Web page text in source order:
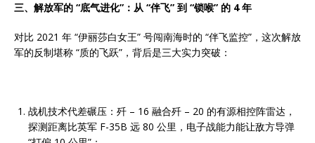
三、解放军的 “底气进化”：从 “伴飞” 到 “锁喉” 的 4 年
对比 2021 年 “伊丽莎白女王” 号闯南海时的 “伴飞监控”，这次解放
军的反制堪称 “质的飞跃”，背后是三大实力突破：
战机技术代差碾压：歼 – 16 融合歼 – 20 的有源相控阵雷达，
探测距离比英军 F-35B 远 80 公里，电子战能力能让敌方导弹